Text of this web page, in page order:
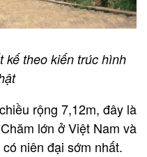
kế theo kiến trúc hình
rộng 7,12m, đây là
lớn ở Việt Nam và
niên đại sớm nhất.